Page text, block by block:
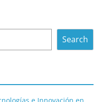
Search